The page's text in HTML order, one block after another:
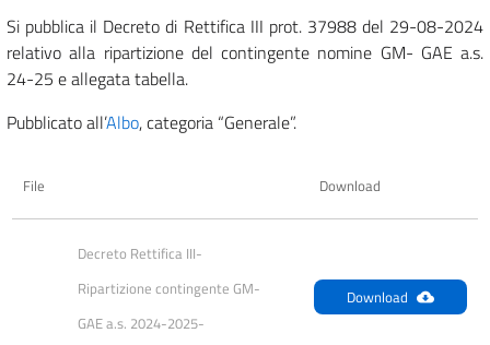
Si pubblica il Decreto di Rettifica III prot. 37988 del 29-08-2024
relativo alla ripartizione del contingente nomine GM- GAE a.s.
24-25 e allegata tabella.
Pubblicato all’Albo, categoria “Generale”.
File Download
Decreto Rettifica III-
Ripartizione contingente GM-
GAE a.s. 2024-2025-
Download